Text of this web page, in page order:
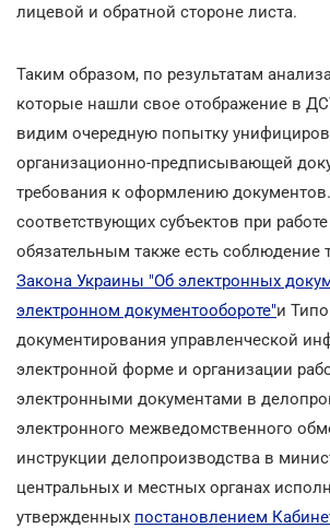
лицевой и обратной стороне листа.
Таким образом, по результатам
которые нашли свое отображение в
видим очередную попытку
организационно-предписывающей
требования к оформлению
соответствующих субъектов при
обязательным также есть соблюдение
Закона Украины "Об электронных
электронном документообороте"и
документирования управленческой
электронной форме и организации
электронными документами в
электронного межведомственного
инструкции делопроизводства в
центральных и местных органах
утвержденных постановлением